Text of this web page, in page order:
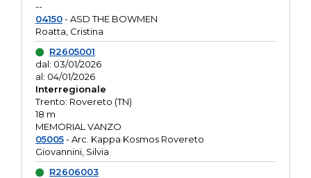
--
04150- ASD THE BOWMEN
Roatta, Cristina
R2605001
dal: 03/01/2026
al: 04/01/2026
Interregionale
Trento: Rovereto (TN)
18 m
MEMORIAL VANZO
05005- Arc. Kappa Kosmos Rovereto
Giovannini, Silvia
R2606003